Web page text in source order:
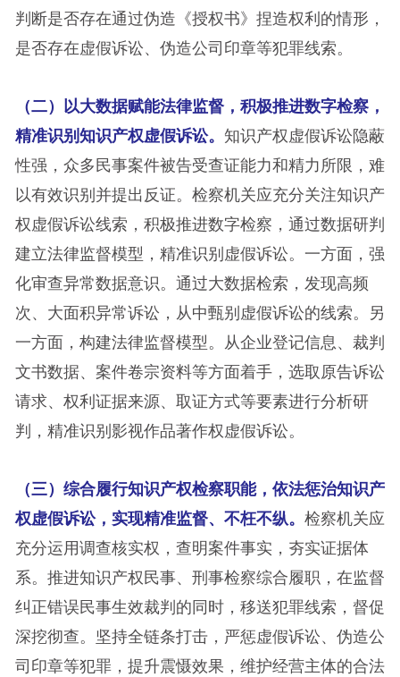
判断是否存在通过伪造《授权书》捏造权利的情形，
是否存在虚假诉讼、伪造公司印章等犯罪线索。
（二）以大数据赋能法律监督，积极推进数字检察，
精准识别知识产权虚假诉讼。 知识产权虚假诉讼隐蔽
性强，众多民事案件被告受查证能力和精力所限，难
以有效识别并提出反证。检察机关应充分关注知识产
权虚假诉讼线索，积极推进数字检察，通过数据研判
建立法律监督模型，精准识别虚假诉讼。一方面，强
化审查异常数据意识。通过大数据检索，发现高频
次、大面积异常诉讼，从中甄别虚假诉讼的线索。另
一方面，构建法律监督模型。从企业登记信息、裁判
文书数据、案件卷宗资料等方面着手，选取原告诉讼
请求、权利证据来源、取证方式等要素进行分析研
判，精准识别影视作品著作权虚假诉讼。
（三）综合履行知识产权检察职能，依法惩治知识产
权虚假诉讼，实现精准监督、不枉不纵。 检察机关应
充分运用调查核实权，查明案件事实，夯实证据体
系。推进知识产权民事、刑事检察综合履职，在监督
纠正错误民事生效裁判的同时，移送犯罪线索，督促
深挖彻查。坚持全链条打击，严惩虚假诉讼、伪造公
司印章等犯罪，提升震慑效果，维护经营主体的合法